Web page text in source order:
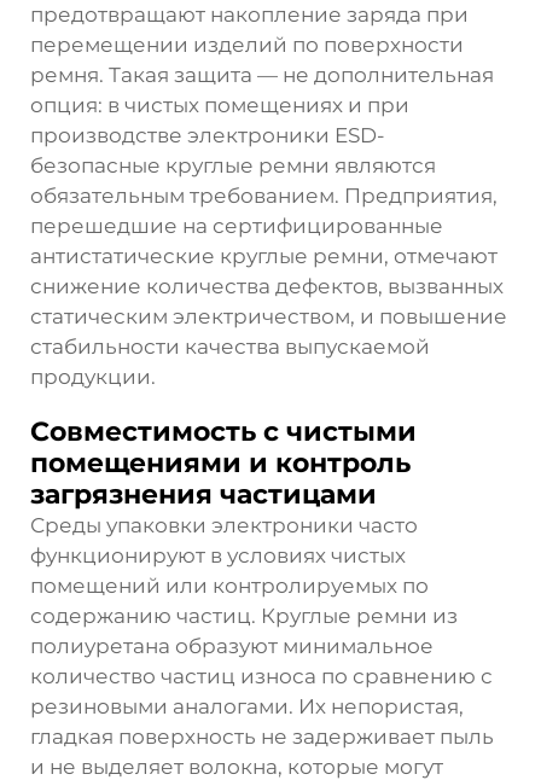
предотвращают накопление заряда при
перемещении изделий по поверхности
ремня. Такая защита — не дополнительная
опция: в чистых помещениях и при
производстве электроники ESD-
безопасные круглые ремни являются
обязательным требованием. Предприятия,
перешедшие на сертифицированные
антистатические круглые ремни, отмечают
снижение количества дефектов, вызванных
статическим электричеством, и повышение
стабильности качества выпускаемой
продукции.
Совместимость с чистыми
помещениями и контроль
загрязнения частицами
Среды упаковки электроники часто
функционируют в условиях чистых
помещений или контролируемых по
содержанию частиц. Круглые ремни из
полиуретана образуют минимальное
количество частиц износа по сравнению с
резиновыми аналогами. Их непористая,
гладкая поверхность не задерживает пыль
и не выделяет волокна, которые могут